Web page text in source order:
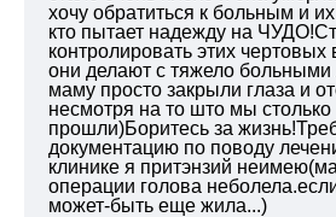
хочу обратиться к больным и
кто пытает надежду на
контролировать этих чертовых
они делают с тяжело
маму просто закрыли глаза и
несмотря на то што мы столько
прошли)Боритесь за
документацию по поводу
клинике я притэнзий
операции голова
может-быть еще жила...)